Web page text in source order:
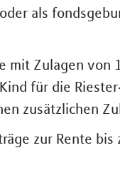
als
mit Zulagen von
für die
zusätzlichen
zur Rente